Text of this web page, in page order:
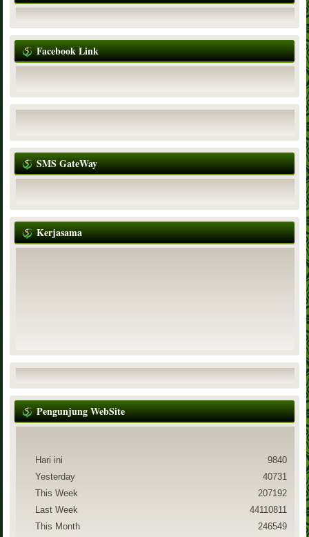
Facebook Link
SMS GateWay
Kerjasama
Pengunjung WebSite
Hari ini
Yesterday
This Week
Last Week
This Month
9840
40731
207192
44110811
246549